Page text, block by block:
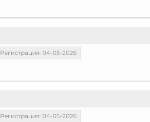
Регистрация: 04-05-2026
Регистрация: 04-05-2026